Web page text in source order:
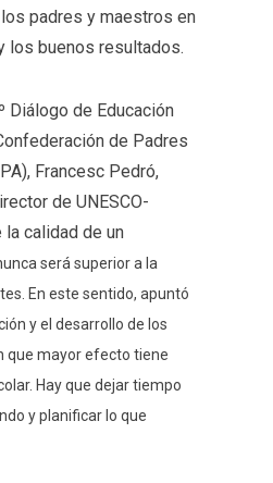
padres y maestros en
los buenos resultados.
Diálogo de Educación
de Padres
Francesc Pedró,
de UNESCO-
la calidad de un
será superior a la
En este sentido, apuntó
y el desarrollo de los
que mayor efecto tiene
Hay que dejar tiempo
y planificar lo que